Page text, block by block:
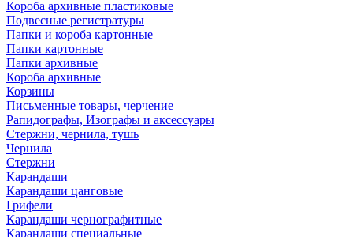
Короба архивные пластиковые
Подвесные регистратуры
Папки и короба картонные
Папки картонные
Папки архивные
Короба архивные
Корзины
Письменные товары, черчение
Рапидографы, Изографы и аксессуары
Стержни, чернила, тушь
Чернила
Стержни
Карандаши
Карандаши цанговые
Грифели
Карандаши чернографитные
Карандаши специальные